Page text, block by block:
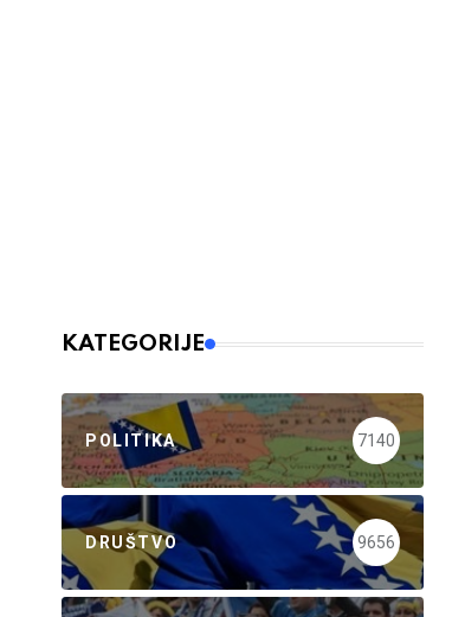
KATEGORIJE
POLITIKA 7140
DRUŠTVO 9656